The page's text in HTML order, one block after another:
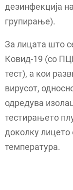
дезинфекција
групирање).
За лицата што
Ковид-19 (со
тест), а кои
вирусот,
одредува
тестирањето
доколку лицето
температура.